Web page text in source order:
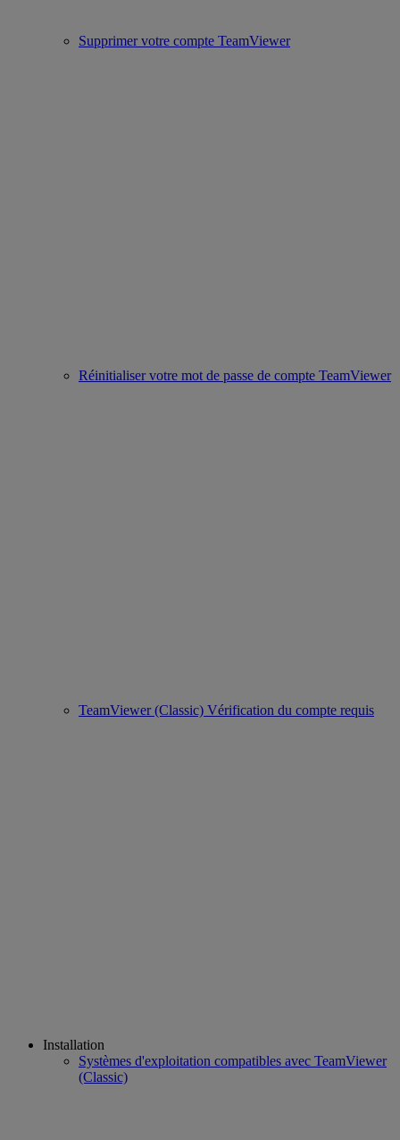
Supprimer votre compte TeamViewer
Réinitialiser votre mot de passe de compte TeamViewer
TeamViewer (Classic) Vérification du compte requis
Installation
Systèmes d'exploitation compatibles avec TeamViewer
(Classic)